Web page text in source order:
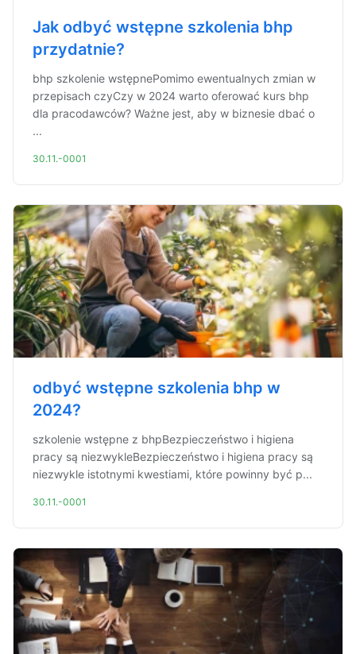
Jak odbyć wstępne szkolenia bhp
przydatnie?
bhp szkolenie wstępnePomimo ewentualnych zmian w
przepisach czyCzy w 2024 warto oferować kurs bhp
dla pracodawców? Ważne jest, aby w biznesie dbać o
...
30.11.-0001
odbyć wstępne szkolenia bhp w
2024?
szkolenie wstępne z bhpBezpieczeństwo i higiena
pracy są niezwykleBezpieczeństwo i higiena pracy są
niezwykle istotnymi kwestiami, które powinny być p...
30.11.-0001